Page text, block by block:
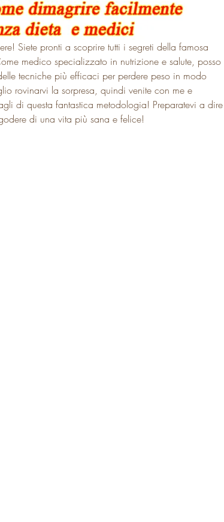
Siete pronti a scoprire tutti i segreti della famosa
medico specializzato in nutrizione e salute, posso
tecniche più efficaci per perdere peso in modo
rovinarvi la sorpresa, quindi venite con me e
di questa fantastica metodologia! Preparatevi a dire
di una vita più sana e felice!